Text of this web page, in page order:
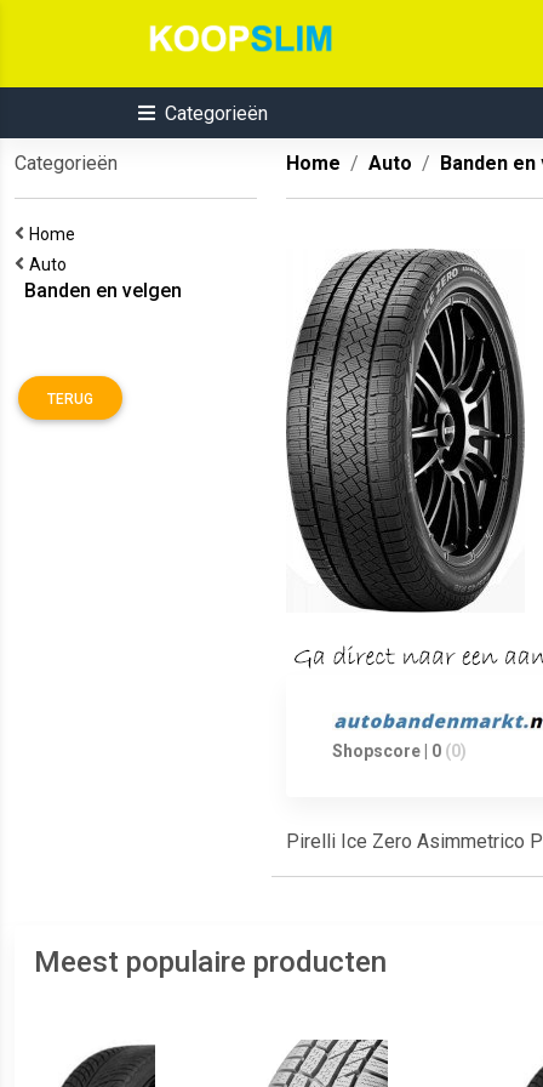
Categorieën
Categorieën
Home
Auto
Banden en velgen
TERUG
Home Auto Banden
Shopscore | 0 (0)
Pirelli Ice Zero Asimmetrico
Meest populaire producten